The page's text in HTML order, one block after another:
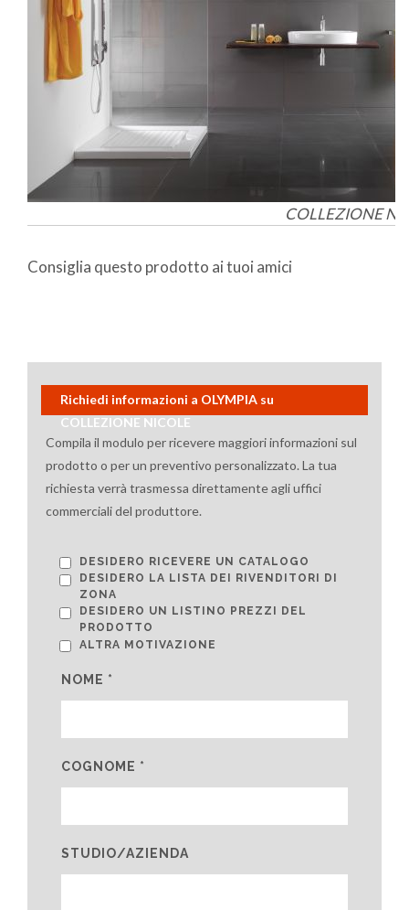
COLLEZIONE
Consiglia questo prodotto ai tuoi amici
Richiedi informazioni a OLYMPIA su
COLLEZIONE NICOLE
Compila il modulo per ricevere maggiori informazioni sul
prodotto o per un preventivo personalizzato. La tua
richiesta verrà trasmessa direttamente agli uffici
commerciali del produttore.
DESIDERO RICEVERE UN CATALOGO
DESIDERO LA LISTA DEI RIVENDITORI DI
ZONA
DESIDERO UN LISTINO PREZZI DEL
PRODOTTO
ALTRA MOTIVAZIONE
NOME *
COGNOME *
STUDIO/AZIENDA